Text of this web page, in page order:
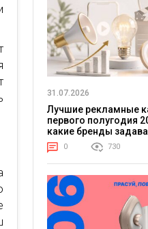
31.07.2026
Лучшие рекламные
первого полугодия
какие бренды
отрасли
0 730